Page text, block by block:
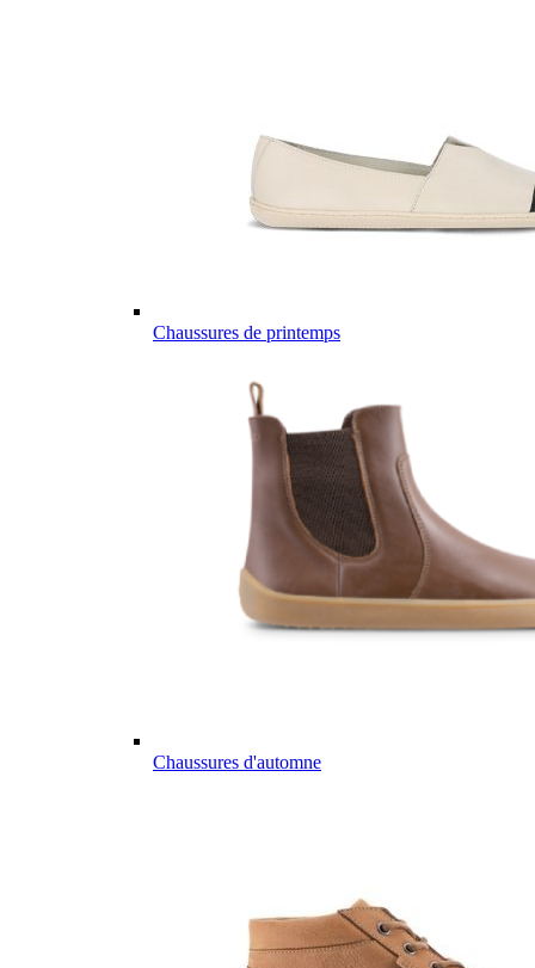
Chaussures de printemps
Chaussures d'automne